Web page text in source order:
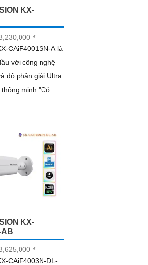
KX-
₫
CAiF4001SN-A là
với công nghệ
độ phân giải Ultra
KX-
AB
₫
CAiF4003N-DL-